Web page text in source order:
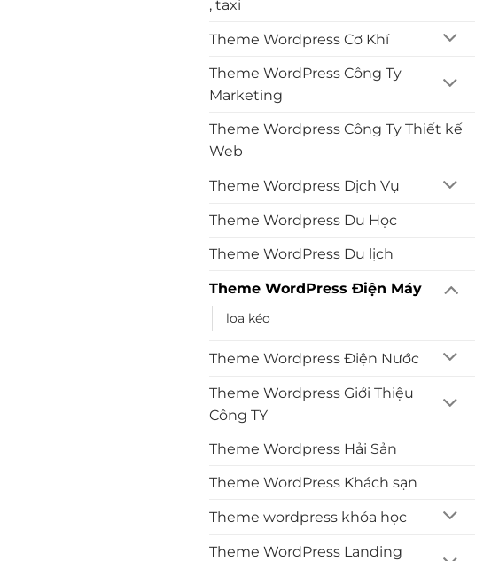
, taxi
Theme Wordpress Cơ Khí
Theme WordPress Công Ty
Marketing
Theme Wordpress Công Ty Thiết kế
Web
Theme Wordpress Dịch Vụ
Theme Wordpress Du Học
Theme WordPress Du lịch
Theme WordPress Điện Máy
loa kéo
Theme Wordpress Điện Nước
Theme Wordpress Giới Thiệu
Công TY
Theme Wordpress Hải Sản
Theme WordPress Khách sạn
Theme wordpress khóa học
Theme WordPress Landing